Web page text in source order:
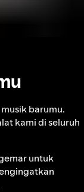
barumu.
kami di seluruh
untuk